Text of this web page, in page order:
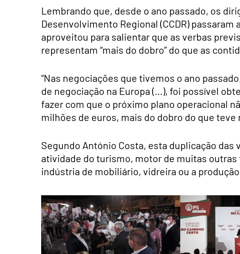
Lembrando que, desde o ano passado, os
Desenvolvimento Regional (CCDR)
aproveitou para salientar que as verbas
representam “mais do dobro” do que as
“Nas negociações que tivemos o ano
de negociação na Europa (…), foi possível
fazer com que o próximo plano operacional
milhões de euros, mais do dobro do que
Segundo António Costa, esta duplicação das
atividade do turismo, motor de muitas outras
indústria de mobiliário, vidreira ou a